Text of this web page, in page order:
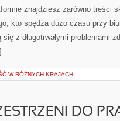
znajdziesz zarówno treści
kto spędza dużo czasu przy
z długotrwałymi problemami
W RÓŻNYCH KRAJACH
DO